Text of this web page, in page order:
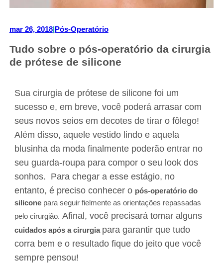
mar 26, 2018| Pós-Operatório
Tudo sobre o pós-operatório da cirurgia
de prótese de silicone
Sua cirurgia de prótese de silicone foi um
sucesso e, em breve, você poderá arrasar com
seus novos seios em decotes de tirar o fôlego!
Além disso, aquele vestido lindo e aquela
blusinha da moda finalmente poderão entrar no
seu guarda-roupa para compor o seu look dos
sonhos. Para chegar a esse estágio, no
entanto, é preciso conhecer o pós-operatório do
silicone para seguir fielmente as orientações repassadas
pelo cirurgião. Afinal, você precisará tomar alguns
cuidados após a cirurgia para garantir que tudo
corra bem e o resultado fique do jeito que você
sempre pensou!